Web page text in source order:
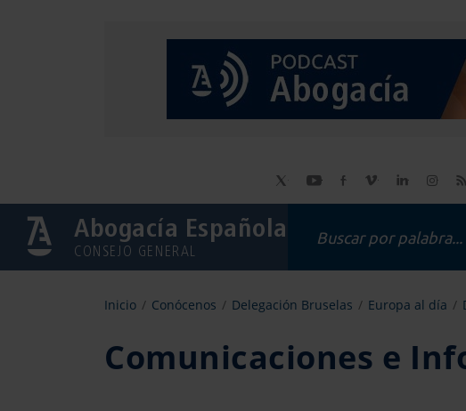
Abogacía Española
CONSEJO GENERAL
Inicio Conócenos Delegación Bruselas Europa al día
Comunicaciones e